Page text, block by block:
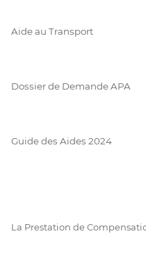
Aide au Transport
Dossier de Demande APA
Guide des Aides 2024
La Prestation de